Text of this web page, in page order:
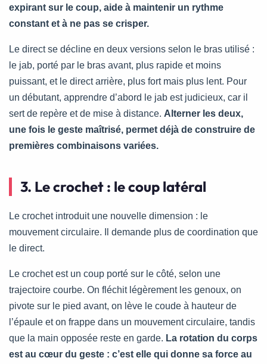
expirant sur le coup, aide à maintenir un rythme
constant et à ne pas se crisper.
Le direct se décline en deux versions selon le bras utilisé :
le jab, porté par le bras avant, plus rapide et moins
puissant, et le direct arrière, plus fort mais plus lent. Pour
un débutant, apprendre d’abord le jab est judicieux, car il
sert de repère et de mise à distance. Alterner les deux,
une fois le geste maîtrisé, permet déjà de construire de
premières combinaisons variées.
3. Le crochet : le coup latéral
Le crochet introduit une nouvelle dimension : le
mouvement circulaire. Il demande plus de coordination que
le direct.
Le crochet est un coup porté sur le côté, selon une
trajectoire courbe. On fléchit légèrement les genoux, on
pivote sur le pied avant, on lève le coude à hauteur de
l’épaule et on frappe dans un mouvement circulaire, tandis
que la main opposée reste en garde. La rotation du corps
est au cœur du geste : c’est elle qui donne sa force au